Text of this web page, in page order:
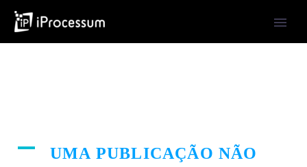
A
UMA PUBLICAÇÃO NÃO